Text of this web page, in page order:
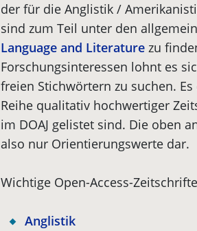
der für die Anglistik /
sind zum Teil unter den
Language and Literature zu
Forschungsinteressen lohnt es
freien Stichwörtern zu suchen.
Reihe qualitativ hochwertiger
im DOAJ gelistet sind. Die oben
also nur Orientierungswerte dar.
Wichtige Open-Access-
Anglistik